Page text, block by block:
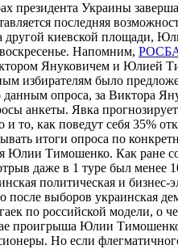
президента Украины
последняя
другой киевской площади,
Напомним,
Януковичем и Юлией
избирателям было
опроса, за Виктора
анкеты. Явка
то, как поведут себя 35%
итоги опроса по
Юлии Тимошенко. Как ране
даже в 1 туре был
политическая и
после выборов украинская
по российской модели, о
проигрыша Юлии
Но если